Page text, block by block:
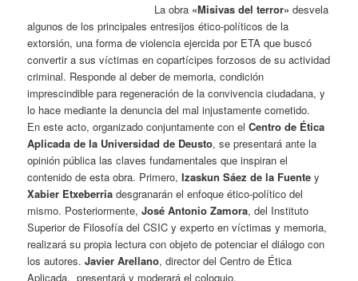
La obra «Misivas del terror» desvela
algunos de los principales entresijos ético-políticos de la
extorsión, una forma de violencia ejercida por ETA que buscó
convertir a sus víctimas en copartícipes forzosos de su actividad
criminal. Responde al deber de memoria, condición
imprescindible para regeneración de la convivencia ciudadana, y
lo hace mediante la denuncia del mal injustamente cometido.
En este acto, organizado conjuntamente con elCentro de Ética
Aplicada de la Universidad de Deusto, se presentará ante la
opinión pública las claves fundamentales que inspiran el
contenido de esta obra. Primero, Izaskun Sáez de la Fuente y
Xabier Etxeberria desgranarán el enfoque ético-político del
mismo. Posteriormente, José Antonio Zamora, del Instituto
Superior de Filosofía del CSIC y experto en víctimas y memoria,
realizará su propia lectura con objeto de potenciar el diálogo con
los autores.Javier Arellano, director del Centro de Ética
Aplicada, presentará y moderará el coloquio.